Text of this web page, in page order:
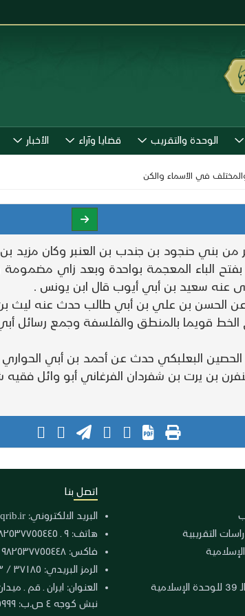
الوحدة والتقريب قضايا وآراء الأخبار
في الأسماء والكن
من بني حنجود بن جندب بن العنبر وكان
الباء المعجمة بواحدة وبعد زاي مضمومة
عنه سعيد بن أبي أيوب قال ابن يونس .
الحسن بن علي بن أبي طالب حدث عنه ليث بن
الخط قويما بالمنطق والفلسفة وجمع رسائل
البعلبكي حدث عن أحمد بن أبي
بن يرت بن شفردان الفرغاني أبو وائل
التقريبية
اتصل بنا
البريد الالكتروني:
هاتف: ٩ ـ ٩٨٢٥٣٧٧٥٥٤٤٥ +
فاكس: ٩٨٢٥٣٧٧٥٥٤٤٨ +
الرمز البريدي: ٣٧١٨٥ / ٣٨٧٣
نبش كوجه ٤ ص.ب: ٣٧١١٥٥٥٩٩٩